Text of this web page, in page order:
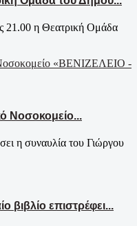
21.00 η Θεατρική Ομάδα
Νοσοκομείο...
η συναυλία του Γιώργου
επιστρέφει...